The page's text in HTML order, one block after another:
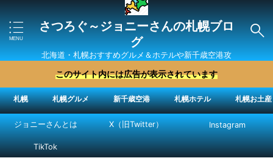
さつろぐ～ジョニーさんの札幌ブロ
グ
北海道・札幌おすすめグルメ＆ホテルや新千歳空港攻
略法を紹介 ″ジョニーさん“で検索
このサイト内には広告が表示されています
札幌 札幌グルメ 新千歳空港 札幌ホテル 札幌お土産
ジョニーさんとは X（旧Twitter） Instagram
TikTok